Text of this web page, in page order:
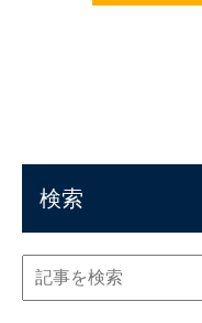
検索